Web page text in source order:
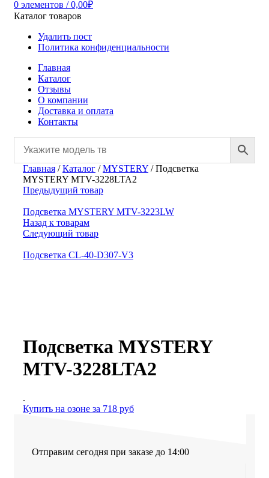
0 элементов / 0,00₽
Каталог товаров
Удалить пост
Политика конфиденциальности
Главная
Каталог
Отзывы
О компании
Доставка и оплата
Контакты
Главная /Каталог /MYSTERY /Подсветка
MYSTERY MTV-3228LTA2
Предыдущий товар
Подсветка MYSTERY MTV-3223LW
Назад к товарам
Следующий товар
Подсветка CL-40-D307-V3
Подсветка MYSTERY
MTV-3228LTA2
.
Купить на озоне за 718 руб
Отправим сегодня при заказе до 14:00